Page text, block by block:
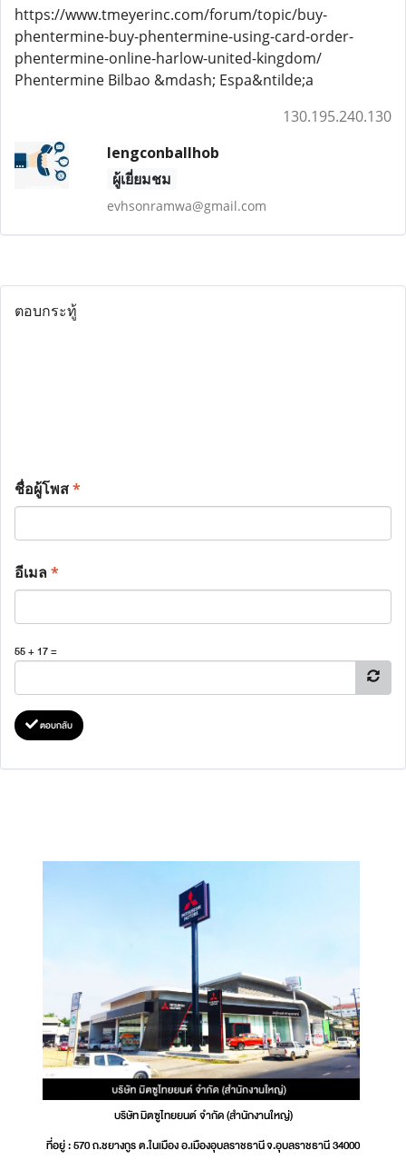
https://www.tmeyerinc.com/forum/topic/buy-
phentermine-buy-phentermine-using-card-order-
phentermine-online-harlow-united-kingdom/
Phentermine Bilbao &mdash; Espa&ntilde;a
130.195.240.130
lengconballhob
ผู้เยี่ยมชม
evhsonramwa@gmail.com
ตอบกระทู้
ชื่อผู้โพส*
อีเมล*
55 + 17 =
ตอบกลับ
บริษัท มิตซูไทยยนต์ จำกัด (สำนักงานใหญ่)
ที่อยู่ : 570 ถ.ชยางกูร ต.ในเมือง อ.เมืองอุบลราชธานี จ.อุบลราชธานี 34000